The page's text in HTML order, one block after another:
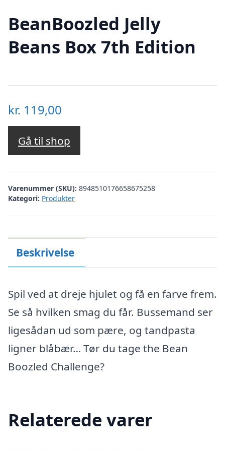
BeanBoozled Jelly
Beans Box 7th Edition
kr. 119,00
Gå til shop
Varenummer (SKU): 8948510176658675258
Kategori: Produkter
Beskrivelse
Spil ved at dreje hjulet og få en farve frem.
Se så hvilken smag du får. Bussemand ser
ligesådan ud som pære, og tandpasta
ligner blåbær… Tør du tage the Bean
Boozled Challenge?
Relaterede varer